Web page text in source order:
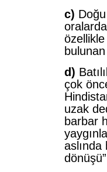
c)
d)
çok
uzak
barbar
aslında